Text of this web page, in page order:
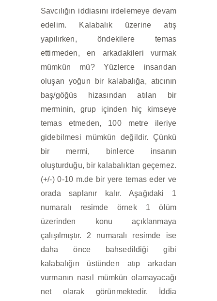
Savcılığın iddiasını irdelemeye devam
edelim. Kalabalık üzerine atış
yapılırken, öndekilere temas
ettirmeden, en arkadakileri vurmak
mümkün mü? Yüzlerce insandan
oluşan yoğun bir kalabalığa, atıcının
baş/göğüs hizasından atılan bir
merminin, grup içinden hiç kimseye
temas etmeden, 100 metre ileriye
gidebilmesi mümkün değildir. Çünkü
bir mermi, binlerce insanın
oluşturduğu, bir kalabalıktan geçemez.
(+/-) 0-10 m.de bir yere temas eder ve
orada saplanır kalır. Aşağıdaki 1
numaralı resimde örnek 1 ölüm
üzerinden konu açıklanmaya
çalışılmıştır. 2 numaralı resimde ise
daha önce bahsedildiği gibi
kalabalığın üstünden atıp arkadan
vurmanın nasıl mümkün olamayacağı
net olarak görünmektedir. İddia